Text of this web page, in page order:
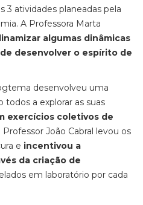
3 atividades planeadas pela
A Professora Marta
algumas dinâmicas
desenvolver o espírito de
desenvolveu uma
todos a explorar as suas
exercícios coletivos de
João Cabral levou os
e incentivou a
da criação de
em laboratório por cada